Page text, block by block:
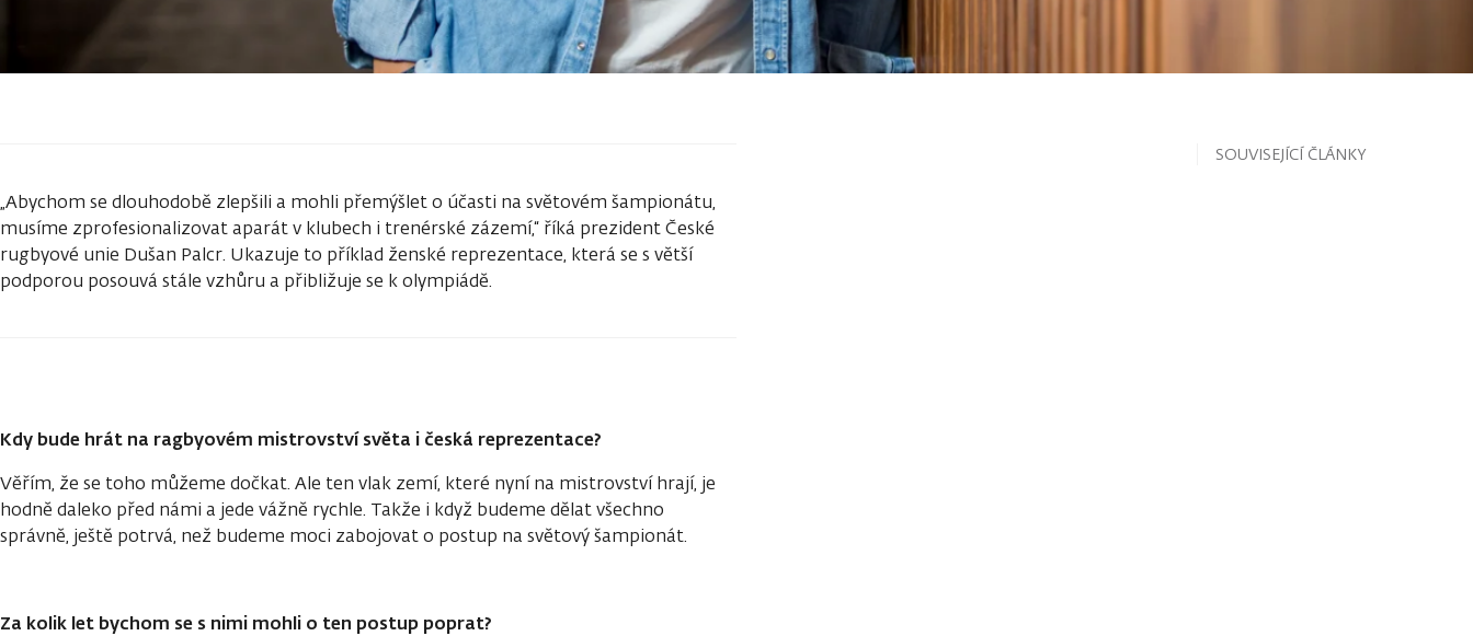
„Abychom se dlouhodobě zlepšili a mohli přemýšlet o účasti na světovém šampionátu,
musíme zprofesionalizovat aparát v klubech i trenérské zázemí,“ říká prezident České
rugbyové unie Dušan Palcr. Ukazuje to příklad ženské reprezentace, která se s větší
podporou posouvá stále vzhůru a přibližuje se k olympiádě.
Kdy bude hrát na ragbyovém mistrovství světa i česká reprezentace?
Věřím, že se toho můžeme dočkat. Ale ten vlak zemí, které nyní na mistrovství hrají, je
hodně daleko před námi a jede vážně rychle. Takže i když budeme dělat všechno
správně, ještě potrvá, než budeme moci zabojovat o postup na světový šampionát.
Za kolik let bychom se s nimi mohli o ten postup poprat?
SOUVISEJÍCÍ ČLÁNKY